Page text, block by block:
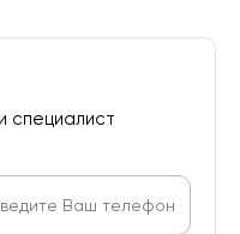
специалист